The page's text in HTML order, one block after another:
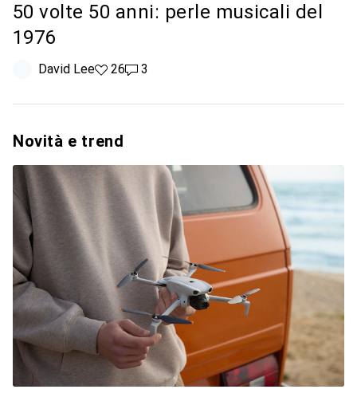
50 volte 50 anni: perle musicali del
1976
David Lee26 like
263 commenti
3
Novità e trend